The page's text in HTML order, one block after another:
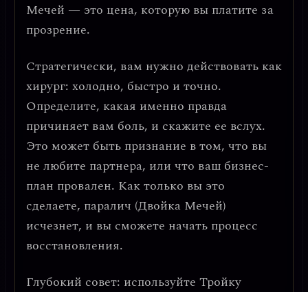
Мечей — это цена, которую вы платите за
прозрение.
Стратегически, вам нужно действовать как
хирург: холодно, быстро и точно.
Определите, какая именно правда
причиняет вам боль, и скажите ее вслух.
Это может быть признание в том, что вы
не любите партнера, или что ваш бизнес-
план провален. Как только вы это
сделаете, паралич (Двойка Мечей)
исчезнет, и вы сможете начать процесс
восстановления.
Глубокий совет: используйте Тройку